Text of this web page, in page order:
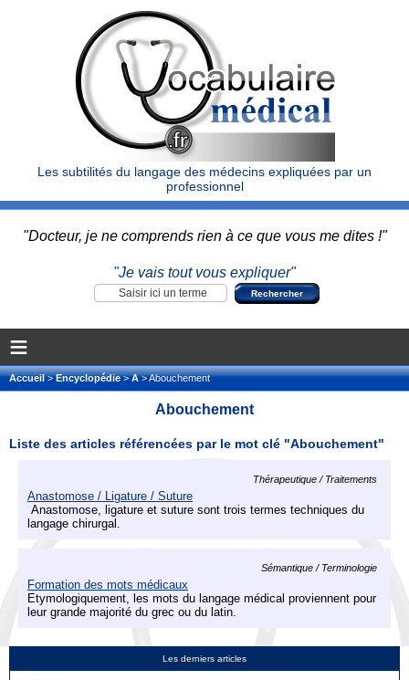
Les subtilités du langage des médecins expliquées par un
professionnel
"Docteur, je ne comprends rien à ce que vous me dites !"
"Je vais tout vous expliquer"
≡
Accueil>Encyclopédie>A> Abouchement
Les derniers articles
Abouchement
Liste des articles référencées par le mot clé "Abouchement"
Thérapeutique / Traitements
Anastomose / Ligature / Suture
Anastomose, ligature et suture sont trois termes techniques du
langage chirurgal.
Sémantique / Terminologie
Formation des mots médicaux
Etymologiquement, les mots du langage médical proviennent pour
leur grande majorité du grec ou du latin.